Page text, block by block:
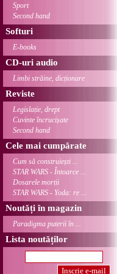
Sport
Second hand
Softuri
E-books
CD-uri audio
Limbi străine, dicționare
Reviste
Legislație, drept
Cuvinte încrucișate
Second hand
Cele mai cumpărate
Cum să construiești ...
STAR WARS - Întoarce ...
Dosarele morții
STAR WARS - Yoda: re ...
Noutăți în magazin
Paradigma puterii în ...
Lista noutăților